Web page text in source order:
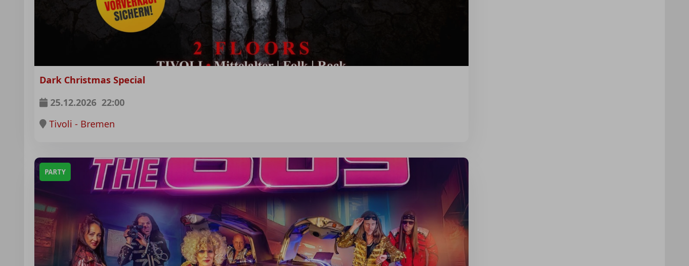
Dark Christmas Special
25.12.2026 22:00
Tivoli - Bremen
PARTY